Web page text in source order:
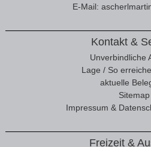
E-Mail:
Kontakt &
Unverbindliche
Lage / So
aktuelle
Sitemap
Impressum &
Freizeit &